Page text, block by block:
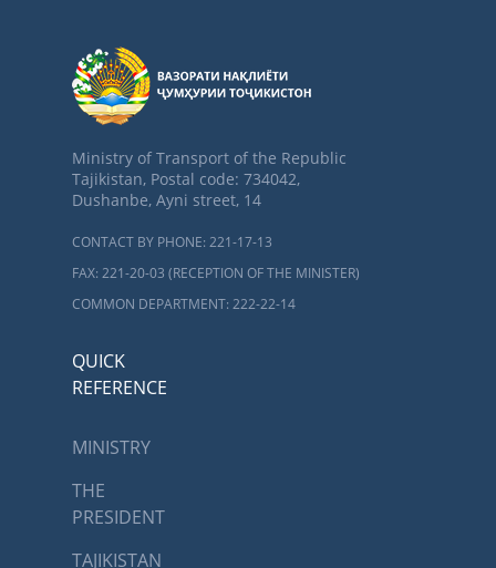
Ministry of Transport of the Republic
Tajikistan, Postal code: 734042,
Dushanbe, Ayni street, 14
CONTACT BY PHONE: 221-17-13
FAX: 221-20-03 (RECEPTION OF THE MINISTER)
COMMON DEPARTMENT: 222-22-14
QUICK
REFERENCE
MINISTRY
THE
PRESIDENT
TAJIKISTAN